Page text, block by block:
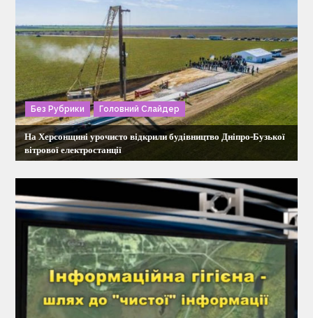
і
я
з
а
п
и
с
і
в
Без Рубрики Головний Слайдер
На Херсонщині урочисто відкрили будівництво Дніпро-Бузької
вітрової електростанції